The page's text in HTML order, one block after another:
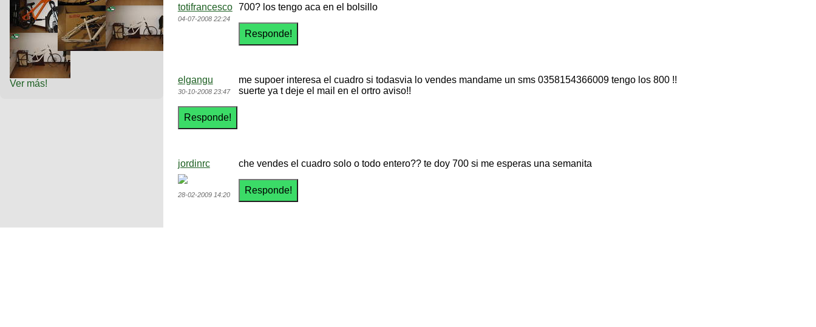
Ver más!
totifrancesco
04-07-2008 22:24
700? los tengo aca en el bolsillo
elgangu
30-10-2008 23:47
me supoer interesa el cuadro si todasvia lo vendes mandame un sms 0358154366009 tengo los 800 !!
suerte ya t deje el mail en el ortro aviso!!
jordinrc
28-02-2009 14:20
che vendes el cuadro solo o todo entero?? te doy 700 si me esperas una semanita